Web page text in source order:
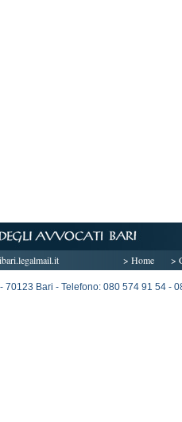
> Home >
70123 Bari - Telefono: 080 574 91 54